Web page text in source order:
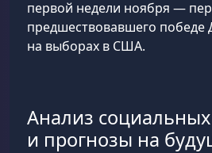
первой недели ноября —
предшествовавшего победе
на выборах в США.
Анализ
и прогнозы на